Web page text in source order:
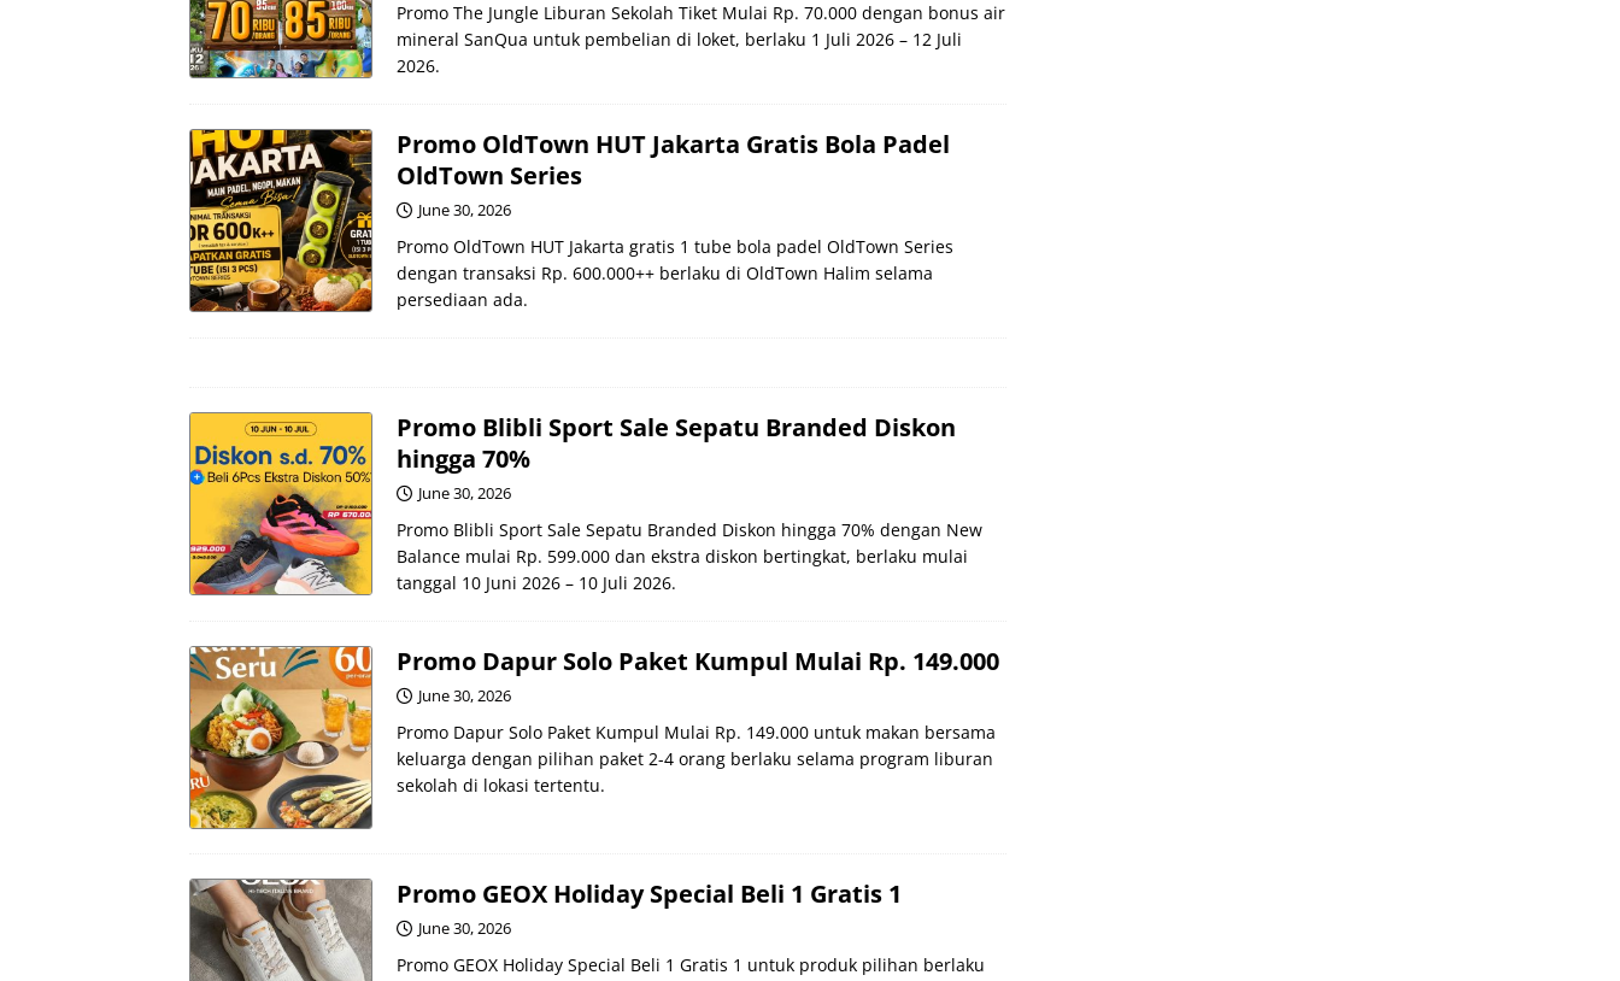
Promo The Jungle Liburan Sekolah Tiket Mulai Rp. 70.000 dengan bonus air
mineral SanQua untuk pembelian di loket, berlaku 1 Juli 2026 – 12 Juli
2026.
Promo OldTown HUT Jakarta Gratis Bola Padel
OldTown Series
June 30, 2026
Promo OldTown HUT Jakarta gratis 1 tube bola padel OldTown Series
dengan transaksi Rp. 600.000++ berlaku di OldTown Halim selama
persediaan ada.
Promo Blibli Sport Sale Sepatu Branded Diskon
hingga 70%
June 30, 2026
Promo Blibli Sport Sale Sepatu Branded Diskon hingga 70% dengan New
Balance mulai Rp. 599.000 dan ekstra diskon bertingkat, berlaku mulai
tanggal 10 Juni 2026 – 10 Juli 2026.
Promo Dapur Solo Paket Kumpul Mulai Rp. 149.000
June 30, 2026
Promo Dapur Solo Paket Kumpul Mulai Rp. 149.000 untuk makan bersama
keluarga dengan pilihan paket 2-4 orang berlaku selama program liburan
sekolah di lokasi tertentu.
Promo GEOX Holiday Special Beli 1 Gratis 1
June 30, 2026
Promo GEOX Holiday Special Beli 1 Gratis 1 untuk produk pilihan berlaku